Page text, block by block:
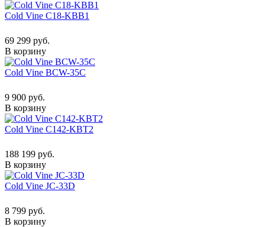
Cold Vine C18-KBB1
69 299 руб.
В корзину
Cold Vine BCW-35C
9 900 руб.
В корзину
Cold Vine C142-KBT2
188 199 руб.
В корзину
Cold Vine JC-33D
8 799 руб.
В корзину